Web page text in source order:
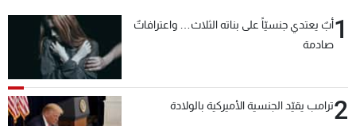
1أبٌ يعتدي جنسيّاً على بناته الثلاث… واعترافاتٌ
صادمة
2ترامب يقيّد الجنسية الأميركية بالولادة
شاهد البرامج
الترددات
عن MTV
الإنـتـاج
وظائف